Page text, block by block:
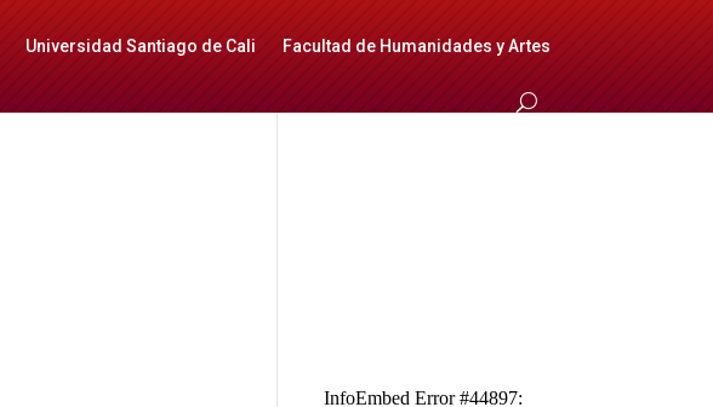
Universidad Santiago de Cali Facultad de Humanidades y Artes